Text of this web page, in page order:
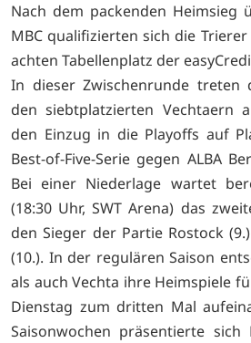
Nach dem packenden Heimsieg
MBC qualifizierten sich die
achten Tabellenplatz der
In dieser Zwischenrunde treten
den siebtplatzierten Vechtaern
den Einzug in die Playoffs auf
Best-of-Five-Serie gegen ALBA
Bei einer Niederlage wartet
(18:30 Uhr, SWT Arena) das
den Sieger der Partie Rostock
(10.). In der regulären Saison
als auch Vechta ihre Heimspiele
Dienstag zum dritten Mal
Saisonwochen präsentierte sich